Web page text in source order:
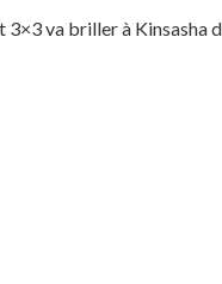
3×3 va briller à